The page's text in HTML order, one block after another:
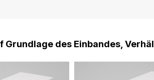
des Einbandes,